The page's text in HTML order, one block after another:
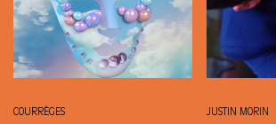
COURRÈGES JUSTIN MORIN